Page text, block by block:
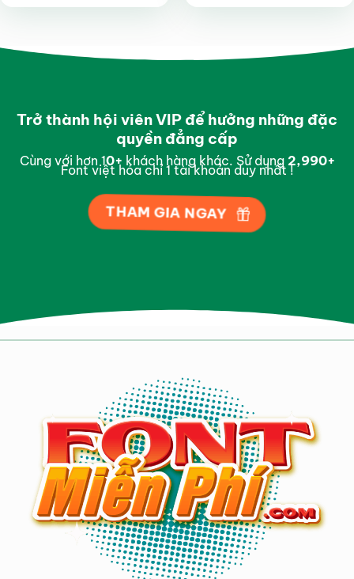
hạng4.85
hạng55
Trở thành hội viên VIP để hưởng những đặc
quyền đẳng cấp
Cùng với hơn 10+ khách hàng khác. Sử dụng 3,000+
Font việt hóa chỉ 1 tài khoản duy nhất !
THAM GIA NGAY